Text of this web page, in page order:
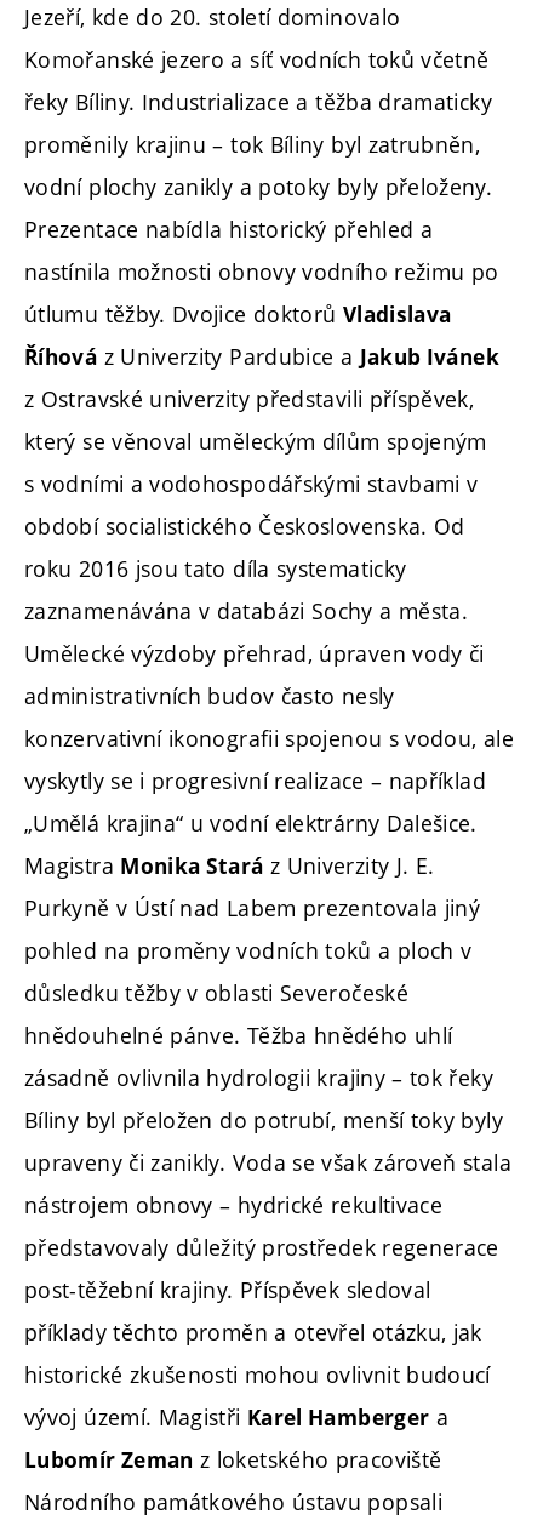
Jezeří, kde do 20. století dominovalo
Komořanské jezero a síť vodních toků včetně
řeky Bíliny. Industrializace a těžba dramaticky
proměnily krajinu – tok Bíliny byl zatrubněn,
vodní plochy zanikly a potoky byly přeloženy.
Prezentace nabídla historický přehled a
nastínila možnosti obnovy vodního režimu po
útlumu těžby. Dvojice doktorů Vladislava
Říhová z Univerzity Pardubice a Jakub Ivánek
z Ostravské univerzity představili příspěvek,
který se věnoval uměleckým dílům spojeným
s vodními a vodohospodářskými stavbami v
období socialistického Československa. Od
roku 2016 jsou tato díla systematicky
zaznamenávána v databázi Sochy a města.
Umělecké výzdoby přehrad, úpraven vody či
administrativních budov často nesly
konzervativní ikonografii spojenou s vodou, ale
vyskytly se i progresivní realizace – například
„Umělá krajina“ u vodní elektrárny Dalešice.
Magistra Monika Stará z Univerzity J. E.
Purkyně v Ústí nad Labem prezentovala jiný
pohled na proměny vodních toků a ploch v
důsledku těžby v oblasti Severočeské
hnědouhelné pánve. Těžba hnědého uhlí
zásadně ovlivnila hydrologii krajiny – tok řeky
Bíliny byl přeložen do potrubí, menší toky byly
upraveny či zanikly. Voda se však zároveň stala
nástrojem obnovy – hydrické rekultivace
představovaly důležitý prostředek regenerace
post-těžební krajiny. Příspěvek sledoval
příklady těchto proměn a otevřel otázku, jak
historické zkušenosti mohou ovlivnit budoucí
vývoj území. Magistři Karel Hamberger a
Lubomír Zeman z loketského pracoviště
Národního památkového ústavu popsali